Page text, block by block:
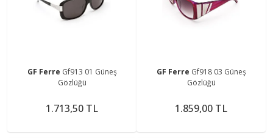
GF Ferre Gf913 01 Güneş
Gözlüğü
1.713,50 TL
GF Ferre Gf918 03 Güneş
Gözlüğü
1.859,00 TL